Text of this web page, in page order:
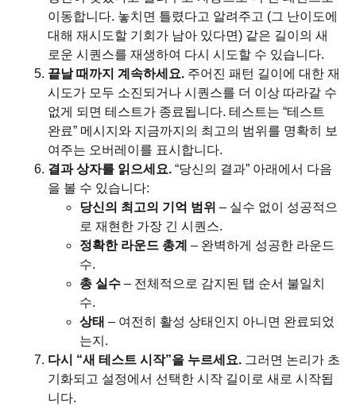
이동합니다. 놓치면 틀렸다고 알려주고 (그 난이도에
대해 재시도할 기회가 남아 있다면) 같은 길이의 새
로운 시퀀스를 재생하여 다시 시도할 수 있습니다.
끝날 때까지 계속하세요. 주어진 패턴 길이에 대한 재
시도가 모두 소진되거나 시퀀스를 더 이상 따라갈 수
없게 되면 테스트가 종료됩니다. 테스트는 “테스트
완료” 메시지와 지금까지의 최고의 범위를 명확히 보
여주는 오버레이를 표시합니다.
결과 상자를 읽으세요. “당신의 결과” 아래에서 다음
을 볼 수 있습니다:
당신의 최고의 기억 범위 – 실수 없이 성공적으
로 재현한 가장 긴 시퀀스.
정확한 라운드 총계 – 완벽하게 성공한 라운드
수.
총 실수 – 전체적으로 감지된 탭 순서 불일치
수.
상태 – 여전히 활성 상태인지 아니면 완료되었
는지.
다시 “새 테스트 시작”을 누르세요. 그러면 논리가 초
기화되고 설정에서 선택한 시작 길이로 새로 시작됩
니다.